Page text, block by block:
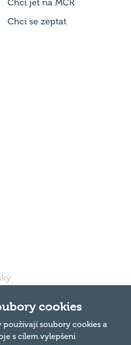
Chci jet na MČR
Chci se zeptat
Nahoru
cookies
používají soubory cookies a
s cílem vylepšení